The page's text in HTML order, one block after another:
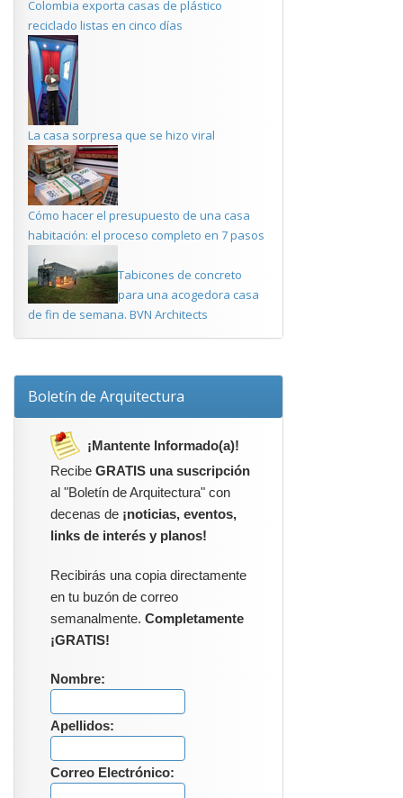
Colombia exporta casas de plástico
reciclado listas en cinco días
La casa sorpresa que se hizo viral
Cómo hacer el presupuesto de una casa
habitación: el proceso completo en 7 pasos
Tabicones de concreto
para una acogedora casa
de fin de semana. BVN Architects
Boletín de Arquitectura
¡Mantente Informado(a)!
Recibe GRATIS una suscripción
al "Boletín de Arquitectura" con
decenas de ¡noticias, eventos,
links de interés y planos!
Recibirás una copia directamente
en tu buzón de correo
semanalmente. Completamente
¡GRATIS!
Nombre:
Apellidos:
Correo Electrónico: